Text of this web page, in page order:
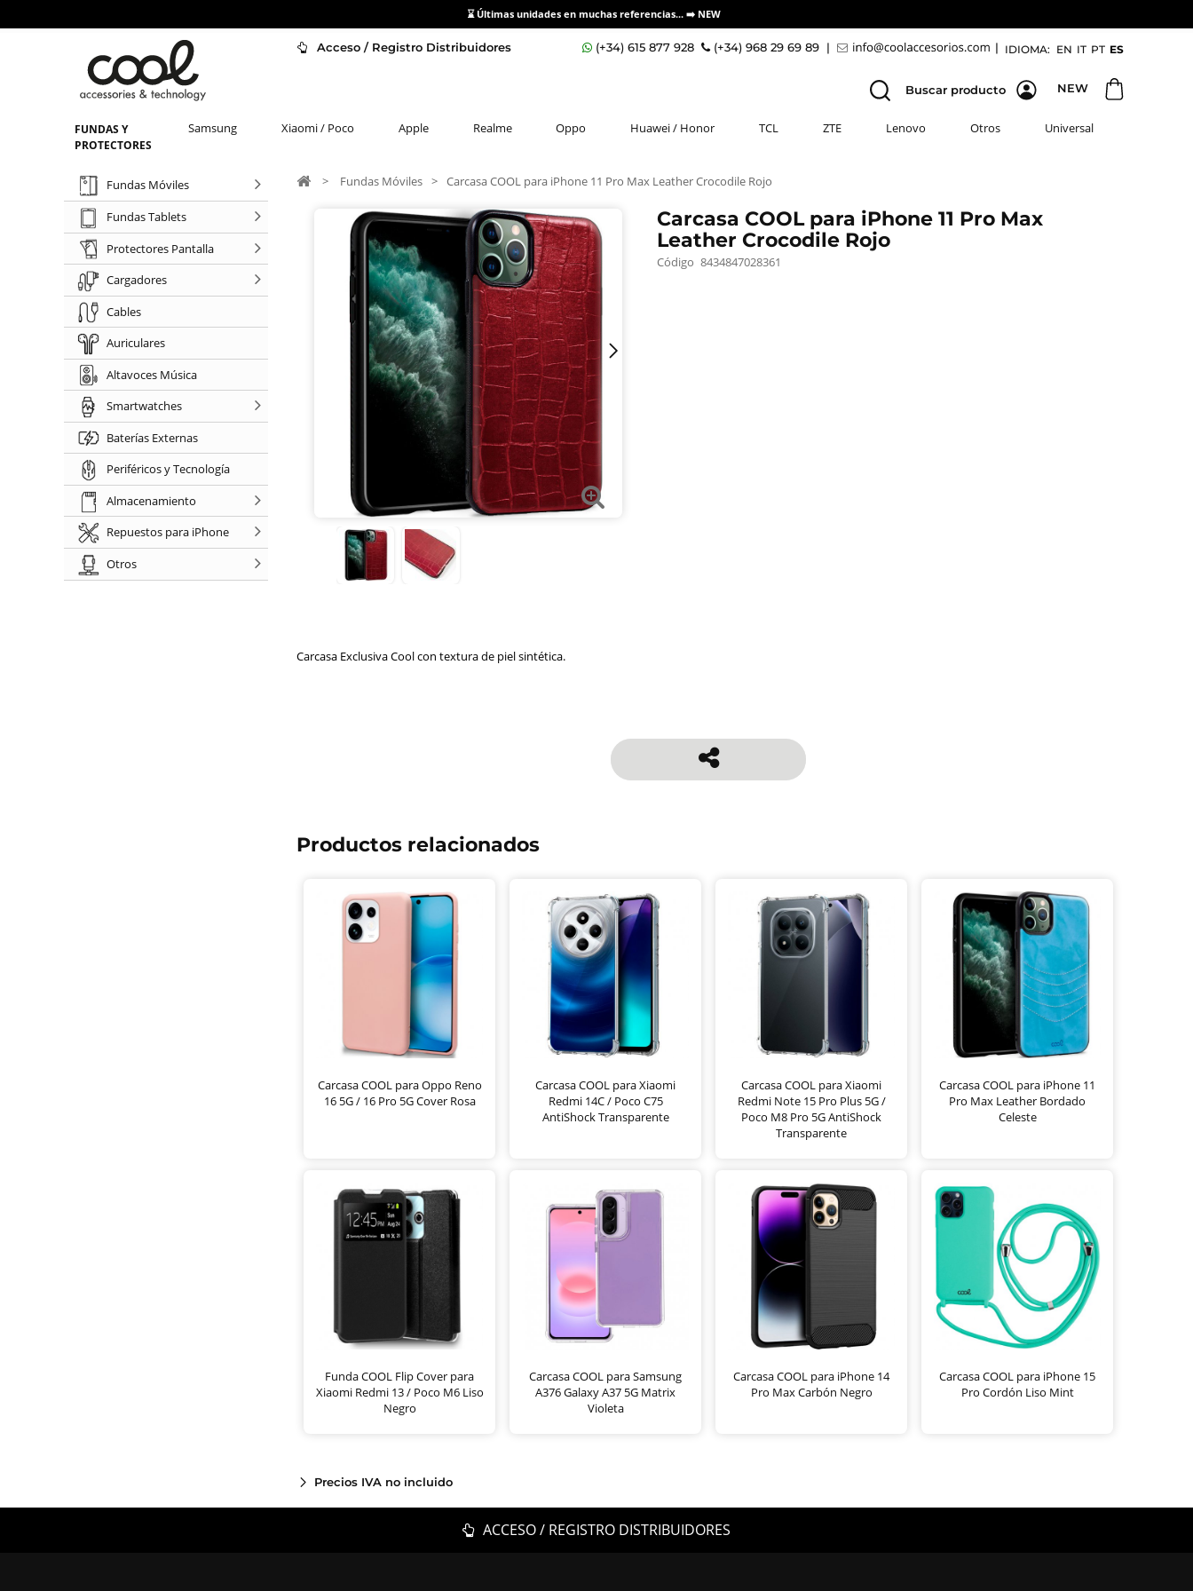
⌛ Últimas unidades en muchas referencias... ➡️ NEW
Acceso / Registro Distribuidores IDIOMA: EN IT PT ES
(+34) 615 877 928 (+34) 968 29 69 89 | |
NEW
Buscar producto
FUNDAS Y
PROTECTORES
Samsung Xiaomi / Poco Apple Realme Oppo Huawei / Honor TCL ZTE Lenovo Otros Universal
Fundas Móviles
Fundas Tablets
Protectores Pantalla
Cargadores
Cables
Auriculares
Altavoces Música
Smartwatches
Baterías Externas
Periféricos y Tecnología
Almacenamiento
Repuestos para iPhone
Otros
> Fundas Móviles > Carcasa COOL para iPhone 11 Pro Max Leather Crocodile Rojo
Carcasa COOL para iPhone 11 Pro Max
Leather Crocodile Rojo
Código 8434847028361
Carcasa Exclusiva Cool con textura de piel sintética.
Productos relacionados
Carcasa COOL para Oppo Reno
16 5G / 16 Pro 5G Cover Rosa
Carcasa COOL para Xiaomi
Redmi 14C / Poco C75
AntiShock Transparente
Carcasa COOL para Xiaomi
Redmi Note 15 Pro Plus 5G /
Poco M8 Pro 5G AntiShock
Transparente
Carcasa COOL para iPhone 11
Pro Max Leather Bordado
Celeste
Funda COOL Flip Cover para
Xiaomi Redmi 13 / Poco M6 Liso
Negro
Carcasa COOL para Samsung
A376 Galaxy A37 5G Matrix
Violeta
Carcasa COOL para iPhone 14
Pro Max Carbón Negro
Carcasa COOL para iPhone 15
Pro Cordón Liso Mint
Precios IVA no incluido
ACCESO / REGISTRO DISTRIBUIDORES